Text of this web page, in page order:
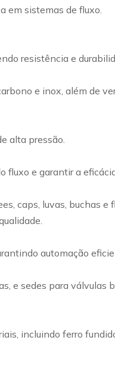
em sistemas de fluxo.
resistência e
e inox, além de
alta pressão.
e garantir a
caps, luvas, buchas
automação
e sedes para
incluindo ferro